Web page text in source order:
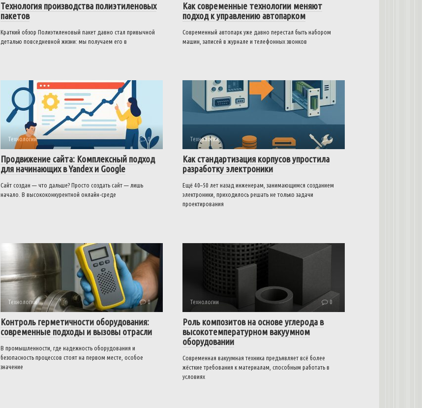
Технология производства полиэтиленовых
пакетов
Краткий обзор Полиэтиленовый пакет давно стал привычной
деталью повседневной жизни: мы получаем его в
Как современные технологии меняют
подход к управлению автопарком
Современный автопарк уже давно перестал быть набором
машин, записей в журнале и телефонных звонков
Технологии 0
Продвижение сайта: Комплексный подход
для начинающих в Yandex и Google
Сайт создан — что дальше? Просто создать сайт — лишь
начало. В высококонкурентной онлайн-среде
Технологии 0
Как стандартизация корпусов упростила
разработку электроники
Ещё 40–50 лет назад инженерам, занимающимся созданием
электроники, приходилось решать не только задачи
проектирования
Технологии 0
Контроль герметичности оборудования:
современные подходы и вызовы отрасли
В промышленности, где надежность оборудования и
безопасность процессов стоят на первом месте, особое
значение
Технологии 0
Роль композитов на основе углерода в
высокотемпературном вакуумном
оборудовании
Современная вакуумная техника предъявляет всё более
жёсткие требования к материалам, способным работать в
условиях